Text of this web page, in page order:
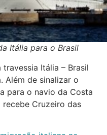
Itália para o Brasil
travessia Itália – Brasil
Além de sinalizar o
para o navio da Costa
Cruzeiro das